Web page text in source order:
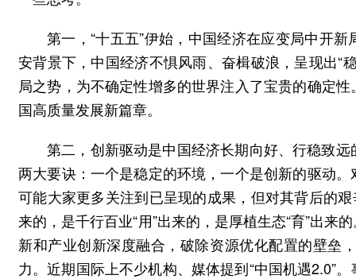
第一，“十五五”伊始，中国经济在应变局中开
安背景下，中国经济不惧风雨、奋楫破浪，呈现出“
局之势，为不确定性增多的世界注入了宝贵的确定
国高质量发展新篇章。
第二，创新驱动是中国经济长期向好、行稳致
两大要诀：一个是稳定的环境，一个是创新的驱动
可能大家更多关注到已呈现的成果，但对其背后的
来的，是千行百业“用”出来的，是厚植生态“育”出
新和产业创新深度融合，破除资源优化配置的壁垒
力。近期国际上不少机构、媒体提到“中国机遇2.0”